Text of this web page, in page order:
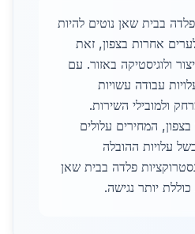
בבית שאן נוטים להיות
אחרות בצפון, זאת
ולוגיסטיקה באזור. עם
עבודה עשויות
ולמובילי השירות.
המחירים עלולים
עלויות ההובלה
פלדה בבית שאן
יותר נגישה.